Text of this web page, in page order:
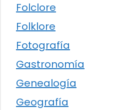
Folclore
Folklore
Fotografía
Gastronomía
Genealogía
Geografía